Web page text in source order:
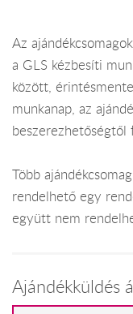
Az
a GLS kézbesíti
között,
munkanap, az
Több
rendelhető egy
együtt nem
Ajándékküldés